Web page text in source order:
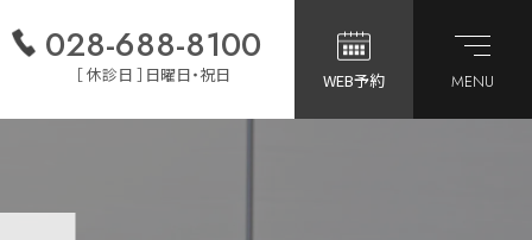
028-688-8100
［ 休診日 ］日曜日・祝日 WEB予約 MENU